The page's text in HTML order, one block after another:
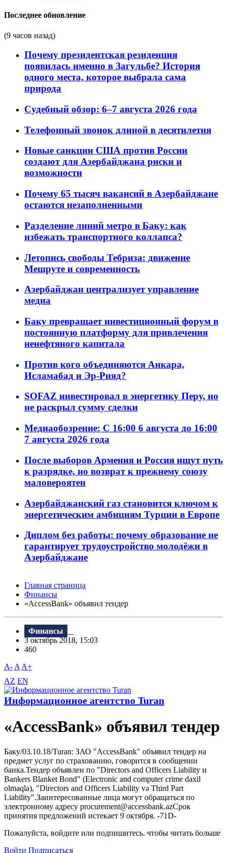
Последнее обновление
(9 часов назад)
Почему президентская резиденция
появилась именно в Загульбе? История
одного места, которое выбрала сама
природа
Судебный обзор: 6–7 августа 2026 года
Телефонный звонок длиной в десятилетия
Новые санкции США против России
создают для Азербайджана риски и
возможности
Почему 65 тысяч вакансий в Азербайджане
остаются незаполненными
Разделение линий метро в Баку: как
избежать транспортного коллапса?
Летопись свободы Тебриза: движение
Мешруте и современность
Азербайджан централизует управление
медиа
Баку превращает инвестиционный форум в
постоянную платформу для привлечения
ненефтяного капитала
Против кого объединяются Анкара,
Исламабад и Эр-Рияд?
SOFAZ инвестировал в энергетику Перу, но
не раскрыл сумму сделки
Медиаобозрение: С 16:00 6 августа до 16:00
7 августа 2026 года
После выборов Армения и Россия ищут путь
к разрядке, но возврат к прежнему союзу
маловероятен
Азербайджанский газ становится ключом к
энергетическим амбициям Турции в Европе
Диплом без работы: почему образование не
гарантирует трудоустройство молодёжи в
Азербайджане
Главная страница
Финансы
«AccessBank» объявил тендер
Финансы
3 октябрь 2018, 15:03
460
A- A A+
AZ EN
Информационное агентство Turan
«AccessBank» объявил тендер
Баку/03.10.18/Turan: ЗАО "AccessBank" объявил тендер на
предмет услуг по страхованию, говорится в сообщении
банка.Тендер объявлен по "Directors and Officers Liability и
Bankers Blanket Bond" (Electronic and computer crime daxil
olmaqla), "Directors and Officers Liability və Third Part
Liability".Заинтересованные лица могут обращаться по
электронному адресу procurement@accessbank.azСрок
принятия предложений истекает 9 октября. -71D-
Пожалуйста, войдите или подпишитесь, чтобы читать больше
Войти Подписаться